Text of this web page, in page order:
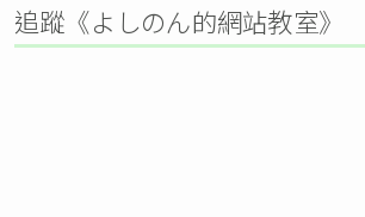
追蹤《よしのん的網站教室》